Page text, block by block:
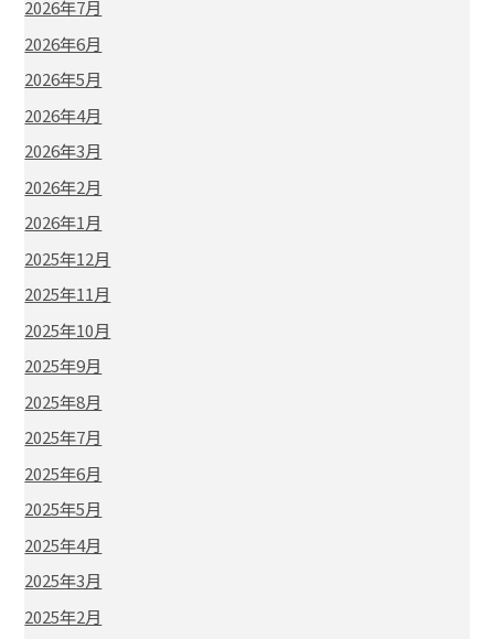
2026年7月
2026年6月
2026年5月
2026年4月
2026年3月
2026年2月
2026年1月
2025年12月
2025年11月
2025年10月
2025年9月
2025年8月
2025年7月
2025年6月
2025年5月
2025年4月
2025年3月
2025年2月